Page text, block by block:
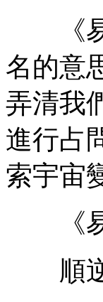
《易
名的意
弄清我
進行占
索宇宙
《易
順逆